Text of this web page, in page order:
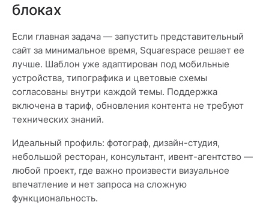
блоках
Если главная задача — запустить представительный
сайт за минимальное время, Squarespace решает ее
лучше. Шаблон уже адаптирован под мобильные
устройства, типографика и цветовые схемы
согласованы внутри каждой темы. Поддержка
включена в тариф, обновления контента не требуют
технических знаний.
Идеальный профиль: фотограф, дизайн-студия,
небольшой ресторан, консультант, ивент-агентство —
любой проект, где важно произвести визуальное
впечатление и нет запроса на сложную
функциональность.